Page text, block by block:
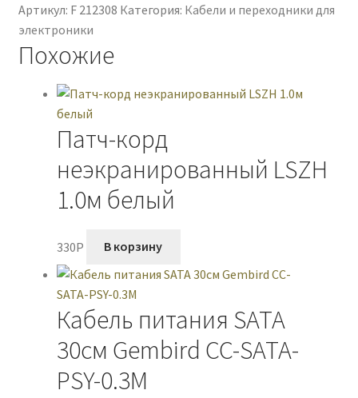
CCA-
LM3.5F-
белый
Артикул: F 212308 Категория: Кабели и переходники для
электроники
Похожие
Патч-корд
неэкранированный LSZH
1.0м белый
330P В корзину
Кабель питания SATA
30см Gembird CC-SATA-
PSY-0.3M